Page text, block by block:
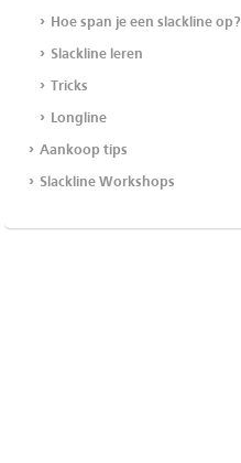
Hoe span je een slackline op?
Slackline leren
Tricks
Longline
Aankoop tips
Slackline Workshops